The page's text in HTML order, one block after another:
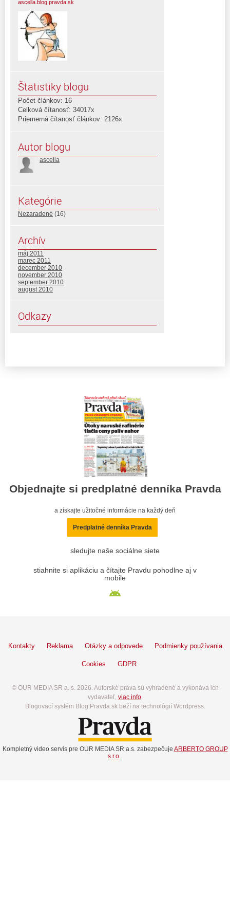
ascella.blog.pravda.sk
Štatistiky blogu
Počet článkov: 16
Celková čítanosť: 34017x
Priemerná čítanosť článkov: 2126x
Autor blogu
ascella
Kategórie
Nezaradené (16)
Archív
máj 2011
marec 2011
december 2010
november 2010
september 2010
august 2010
Odkazy
Objednajte si predplatné denníka Pravda
a získajte užitočné informácie na každý deň
Predplatné denníka Pravda
sledujte naše sociálne siete
stiahnite si aplikáciu a čítajte Pravdu pohodlne aj v
mobile
Kontakty Reklama Otázky a odpovede Podmienky používania
Cookies GDPR
© OUR MEDIA SR a. s. 2026. Autorské práva sú vyhradené a vykonáva ich
vydavateľ, viac info.
Blogovací systém Blog.Pravda.sk beží na technológií Wordpress.
Kompletný video servis pre OUR MEDIA SR a.s. zabezpečuje ARBERTO GROUP
s.r.o..